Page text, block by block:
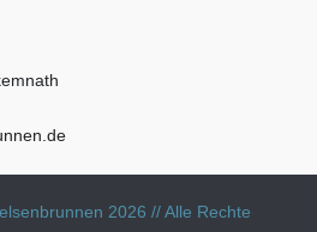
2026 // Alle Rechte